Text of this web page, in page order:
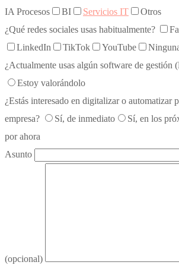
IA Procesos
BI Servicios IT
Otros
¿Qué redes sociales usas habitualmente?
LinkedIn
TikTok YouTube
¿Actualmente usas algún software de gestión
Estoy valorándolo
¿Estás interesado en digitalizar o automatizar
empresa?
Sí, de inmediato Sí, en los
por ahora
Asunto
(opcional)